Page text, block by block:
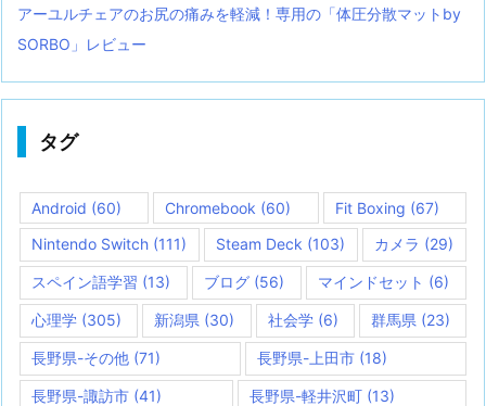
アーユルチェアのお尻の痛みを軽減！専用の「体圧分散マットby
SORBO」レビュー
タグ
Android (60) Chromebook (60) Fit Boxing (67)
Nintendo Switch (111) Steam Deck (103) カメラ (29)
スペイン語学習 (13) ブログ (56) マインドセット (6)
心理学 (305) 新潟県 (30) 社会学(6) 群馬県 (23)
長野県-その他 (71) 長野県-上田市(18)
長野県-諏訪市 (41) 長野県-軽井沢町 (13)